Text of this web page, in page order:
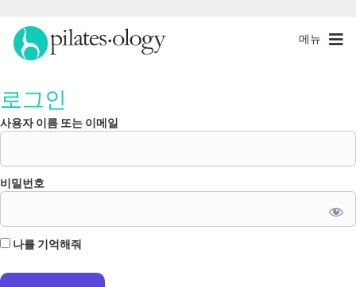
메뉴
로그인
사용자 이름 또는 이메일
비밀번호
나를 기억해줘